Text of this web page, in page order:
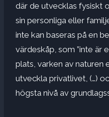
där de utvecklas fysiskt
sin personliga eller
inte kan baseras på en
värdeskåp, som ”inte är
plats, varken av naturen
utveckla privatlivet, (…)
högsta nivå av